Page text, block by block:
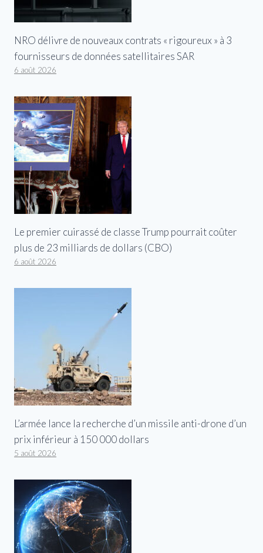
NRO délivre de nouveaux contrats « rigoureux » à 3
fournisseurs de données satellitaires SAR
6 août 2026
Le premier cuirassé de classe Trump pourrait coûter
plus de 23 milliards de dollars (CBO)
6 août 2026
L’armée lance la recherche d’un missile anti-drone d’un
prix inférieur à 150 000 dollars
5 août 2026